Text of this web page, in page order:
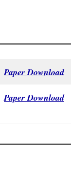
Paper Download
Paper Download